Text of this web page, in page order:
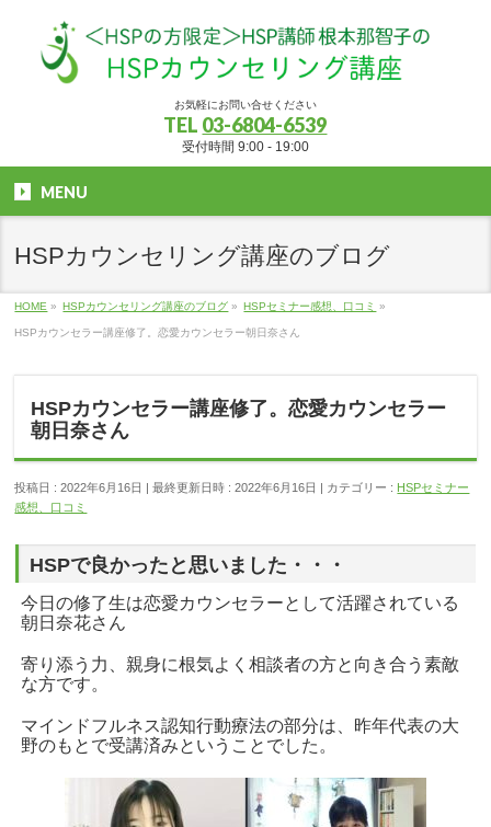
お気軽にお問い合せください
TEL 03-6804-6539
受付時間 9:00 - 19:00
MENU
HSPカウンセリング講座のブログ
HOME » HSPカウンセリング講座のブログ » HSPセミナー感想、口コミ »
HSPカウンセラー講座修了。恋愛カウンセラー朝日奈さん
HSPカウンセラー講座修了。恋愛カウンセラー
朝日奈さん
投稿日 : 2022年6月16日 最終更新日時 : 2022年6月16日 カテゴリー : HSPセミナー
感想、口コミ
HSPで良かったと思いました・・・
今日の修了生は恋愛カウンセラーとして活躍されている
朝日奈花さん
寄り添う力、親身に根気よく相談者の方と向き合う素敵
な方です。
マインドフルネス認知行動療法の部分は、昨年代表の大
野のもとで受講済みということでした。